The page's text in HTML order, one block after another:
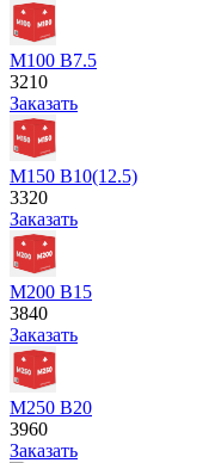
М100 В7.5
3210
Заказать
М150 В10(12.5)
3320
Заказать
М200 В15
3840
Заказать
М250 В20
3960
Заказать